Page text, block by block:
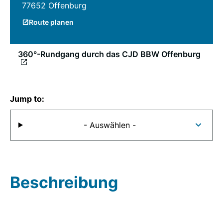
77652 Offenburg
Route planen
360°-Rundgang durch das CJD BBW Offenburg
Jump to:
- Auswählen -
Beschreibung